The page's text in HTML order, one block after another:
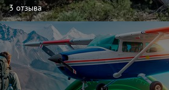
3 отзыва